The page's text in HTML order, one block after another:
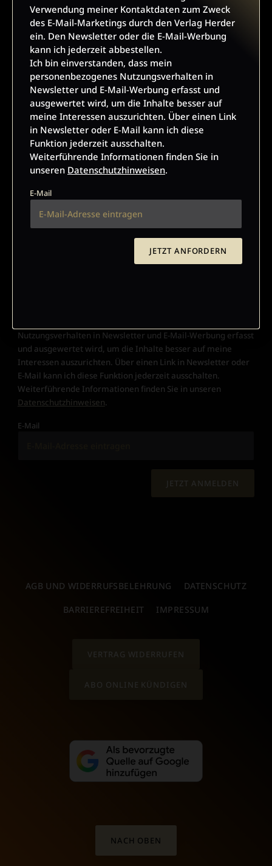
Politik & Wirtschaft G/GESCHICHTE
Kundenservice +49 761 2717200
kundenservice@herder.de
Abo online kündigen
Folgen Sie uns: Facebook Antike Welt
Facebook Archäologie in Deutschland
ARCHÄOLOGIE-NEWSLETTER
Ja, ich möchte den kostenlosen Newsletter der
Zeitschriften ANTIKE WELT und Archäologie in
Nutzungsverhalten in Newsletter und E-Mail-Werbung erfasst
und ausgewertet wird, um die Inhalte besser auf meine
Interessen auszurichten. Über einen Link in Newsletter oder
E-Mail kann ich diese Funktion jederzeit ausschalten.
Weiterführende Informationen finden Sie in unseren
Datenschutzhinweisen.
E-Mail
JETZT ANMELDEN
AGB UND WIDERRUFSBELEHRUNG DATENSCHUTZ
BARRIEREFREIHEIT IMPRESSUM
VERTRAG WIDERRUFEN
ABO ONLINE KÜNDIGEN
NACH OBEN
Verwendung meiner Kontaktdaten zum Zweck
des E-Mail-Marketings durch den Verlag Herder
ein. Den Newsletter oder die E-Mail-Werbung
kann ich jederzeit abbestellen.
Ich bin einverstanden, dass mein
personenbezogenes Nutzungsverhalten in
Newsletter und E-Mail-Werbung erfasst und
ausgewertet wird, um die Inhalte besser auf
meine Interessen auszurichten. Über einen Link
in Newsletter oder E-Mail kann ich diese
Funktion jederzeit ausschalten.
Weiterführende Informationen finden Sie in
unseren Datenschutzhinweisen.
E-Mail
JETZT ANFORDERN